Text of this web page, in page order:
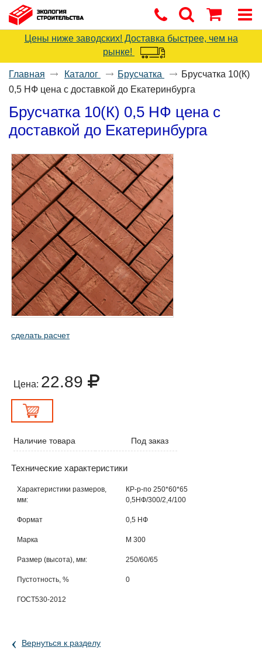
Цены ниже заводских! Доставка быстрее, чем на
рынке!
Главная Каталог Брусчатка
Брусчатка 10(К)
0,5 НФ цена с доставкой до Екатеринбурга
Брусчатка 10(К) 0,5 НФ цена с
доставкой до Екатеринбурга
сделать расчет
Цена: 22.89
Наличие товара Под заказ
Технические характеристики
Характеристики размеров,
мм:
КР-р-по 250*60*65
0,5НФ/300/2,4/100
Формат 0,5 НФ
Марка М 300
Размер (высота), мм: 250/60/65
Пустотность, % 0
ГОСТ530-2012
‹ Вернуться к разделу